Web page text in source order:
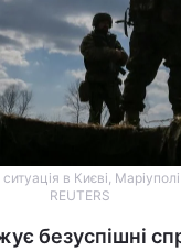
в Києві,
REUTERS
безуспішні